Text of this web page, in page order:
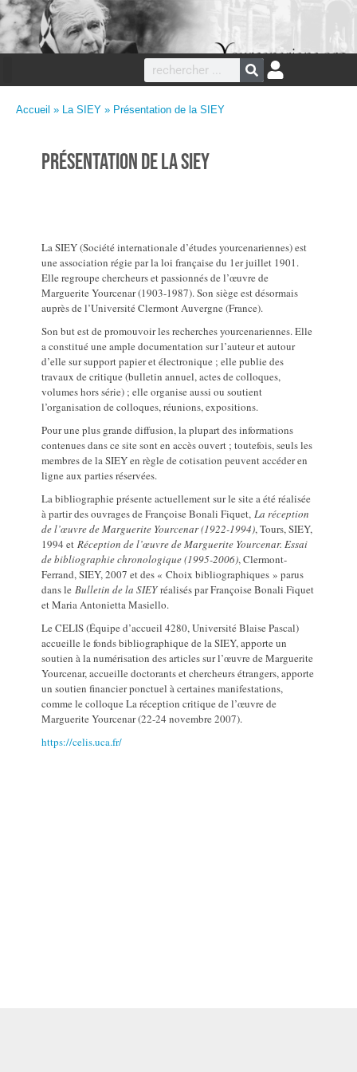
Accueil » La SIEY » Présentation de la SIEY
Présentation de la SIEY
La SIEY (Société internationale d’études yourcenariennes) est
une association régie par la loi française du 1er juillet 1901.
Elle regroupe chercheurs et passionnés de l’œuvre de
Marguerite Yourcenar (1903-1987). Son siège est désormais
auprès de l’Université Clermont Auvergne (France).
Son but est de promouvoir les recherches yourcenariennes. Elle
a constitué une ample documentation sur l’auteur et autour
d’elle sur support papier et électronique ; elle publie des
travaux de critique (bulletin annuel, actes de colloques,
volumes hors série) ; elle organise aussi ou soutient
l’organisation de colloques, réunions, expositions.
Pour une plus grande diffusion, la plupart des informations
contenues dans ce site sont en accès ouvert ; toutefois, seuls les
membres de la SIEY en règle de cotisation peuvent accéder en
ligne aux parties réservées.
La bibliographie présente actuellement sur le site a été réalisée
à partir des ouvrages de Françoise Bonali Fiquet,La réception
de l’œuvre de Marguerite Yourcenar (1922-1994), Tours, SIEY,
1994 et​Réception de l’œuvre de Marguerite Yourcenar. Essai
de bibliographie chronologique (1995-2006), Clermont-
Ferrand, SIEY, 2007 et des « Choix bibliographiques » parus
dans leBulletin de la SIEYréalisés par Françoise Bonali Fiquet
et Maria Antonietta Masiello.
Le CELIS (Équipe d’accueil 4280, Université Blaise Pascal)
accueille le fonds bibliographique de la SIEY, apporte un
soutien à la numérisation des articles sur l’œuvre de Marguerite
Yourcenar, accueille doctorants et chercheurs étrangers, apporte
un soutien financier ponctuel à certaines manifestations,
comme le colloque La réception critique de l’œuvre de
Marguerite Yourcenar (22-24 novembre 2007).
https://celis.uca.fr/